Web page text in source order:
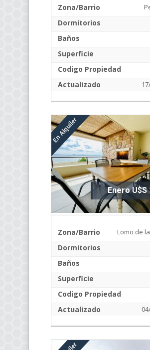
Zona/Barrio
Dormitorios
Baños
Superficie
Codigo Propiedad
Actualizado
Enero U$S
Zona/Barrio Lomo de
Dormitorios
Baños
Superficie
Codigo Propiedad
Actualizado